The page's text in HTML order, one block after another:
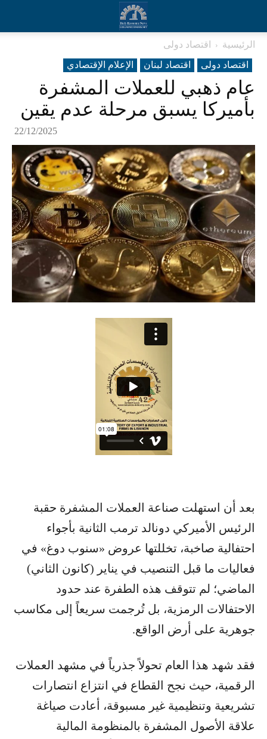
الرئيسية
اقتصاد دولی
اقتصاد دولی
اقتصاد لبنان الإعلام الإقتصادي
عام ذهبي للعملات المشفرة
بأميركا يسبق مرحلة عدم يقين
22/12/2025
بعد أن استهلت صناعة العملات المشفرة حقبة
الرئيس الأميركي دونالد ترمب الثانية بأجواء
احتفالية صاخبة، تخللتها عروض «سنوب دوغ» في
فعاليات ما قبل التنصيب في يناير (كانون الثاني)
الماضي؛ لم تتوقف هذه الطفرة عند حدود
الاحتفالات الرمزية، بل تُرجمت سريعاً إلى مكاسب
جوهرية على أرض الواقع.
فقد شهد هذا العام تحولاً جذرياً في مشهد العملات
الرقمية، حيث نجح القطاع في انتزاع انتصارات
تشريعية وتنظيمية غير مسبوقة، أعادت صياغة
علاقة الأصول المشفرة بالمنظومة المالية